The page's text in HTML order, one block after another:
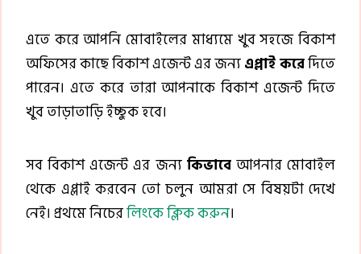
এতে করে আপনি মোবাইলের মাধ্যমে খুব সহজে বিকাশ
অফিসের কাছে বিকাশ এজেন্ট এর জন্যএপ্লাই করেদিতে
পারেন। এতে করে তারা আপনাকে বিকাশ এজেন্ট দিতে
খুব তাড়াতাড়ি ইচ্ছুক হবে।
সব বিকাশ এজেন্ট এর জন্য কিভাবেআপনার মোবাইল
থেকে এপ্লাই করবেন তো চলুন আমরা সে বিষয়টা দেখে
নেই। প্রথমে নিচেরলিংকে ক্লিক করুন।